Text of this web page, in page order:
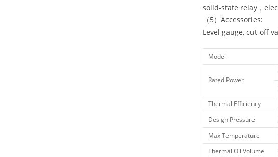
solid-state relay，
（5）Accessories:
Level gauge, cut-off
Model
Rated Power
Thermal Efficiency
Design Pressure
Max Temperature
Thermal Oil Volume